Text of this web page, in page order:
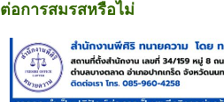
ต่อการสมรสหรือไม่